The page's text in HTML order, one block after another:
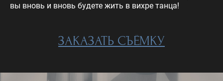
вы вновь и вновь будете жить в вихре танца!
ЗАКАЗАТЬ СЪЁМКУ